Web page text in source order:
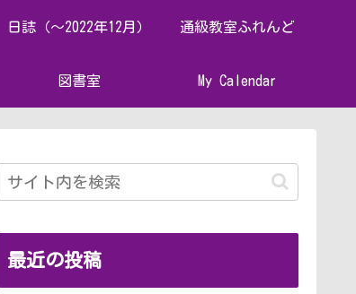
日誌（～2022年12月） 通級教室ふれんど
図書室 My Calendar
最近の投稿